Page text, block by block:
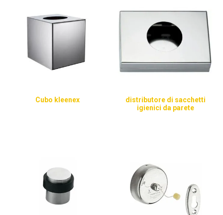
Cubo kleenex
distributore di sacchetti
igienici da parete